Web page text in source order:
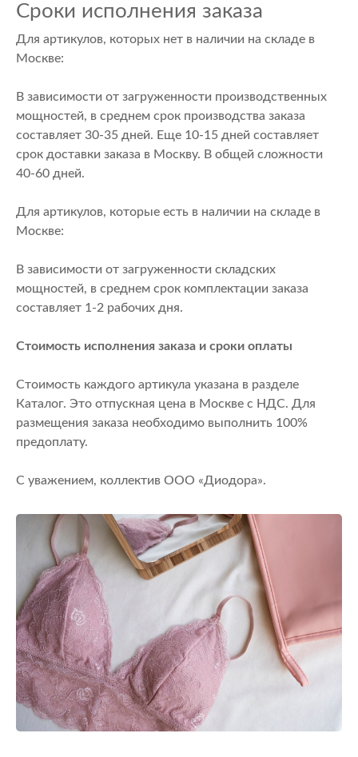
Сроки исполнения заказа
Для артикулов, которых нет в наличии на складе в
Москве:
В зависимости от загруженности производственных
мощностей, в среднем срок производства заказа
составляет 30-35 дней. Еще 10-15 дней составляет
срок доставки заказа в Москву. В общей сложности
40-60 дней.
Для артикулов, которые есть в наличии на складе в
Москве:
В зависимости от загруженности складских
мощностей, в среднем срок комплектации заказа
составляет 1-2 рабочих дня.
Стоимость исполнения заказа и сроки оплаты
Стоимость каждого артикула указана в разделе
Каталог. Это отпускная цена в Москве с НДС. Для
размещения заказа необходимо выполнить 100%
предоплату.
С уважением, коллектив ООО «Диодора».